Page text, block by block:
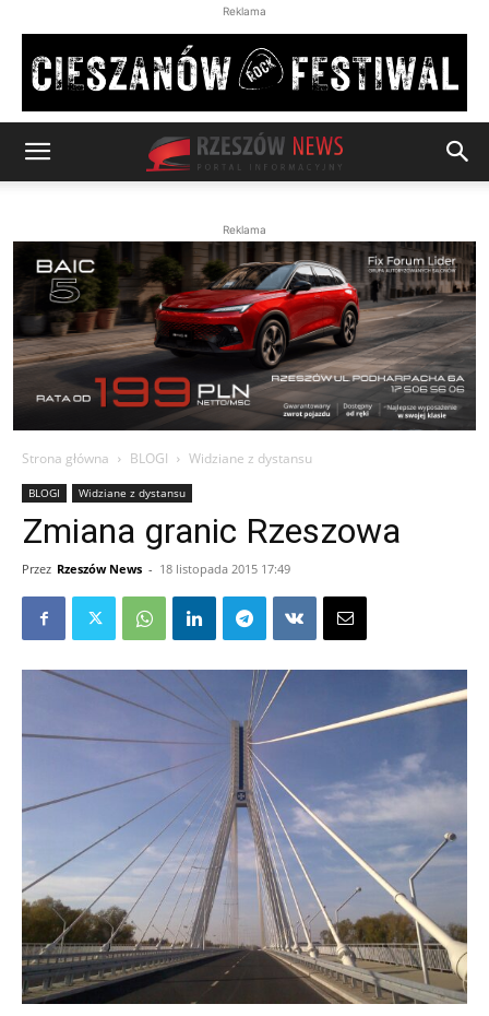
Reklama
Reklama
Strona główna BLOGI Widziane z dystansu
BLOGI Widziane z dystansu
Zmiana granic Rzeszowa
Przez Rzeszów News - 18 listopada 2015 17:49